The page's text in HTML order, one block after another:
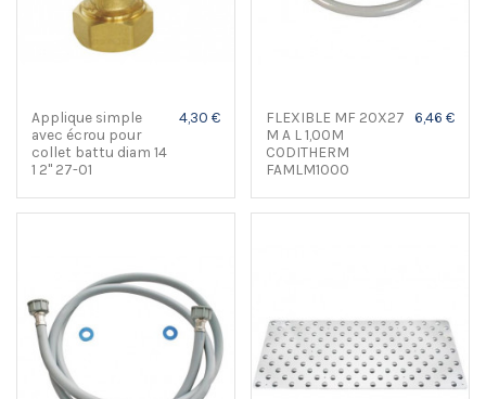
Applique simple
avec écrou pour
collet battu diam 14
1 2" 27-01
4,30 €
FLEXIBLE MF 20X27
M A L 1,00M
CODITHERM
FAMLM1000
6,46 €